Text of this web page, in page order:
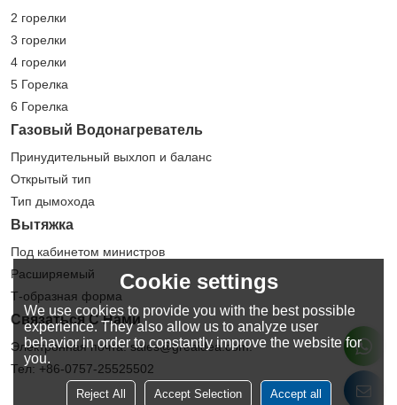
2 горелки
3 горелки
4 горелки
5 Горелка
6 Горелка
Газовый Водонагреватель
Принудительный выхлоп и баланс
Открытый тип
Тип дымохода
Вытяжка
Под кабинетом министров
Расширяемый
Т-образная форма
Связаться С Нами
Электронная почта: sales@greaidea.com.
Тел: +86-0757-25525502
Cookie settings
We use cookies to provide you with the best possible
experience. They also allow us to analyze user
behavior in order to constantly improve the website for
you.
Reject All Accept Selection Accept all